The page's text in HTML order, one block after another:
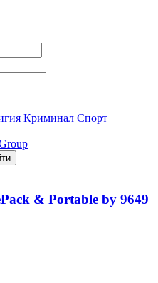
Криминал Спорт
& Portable by 9649